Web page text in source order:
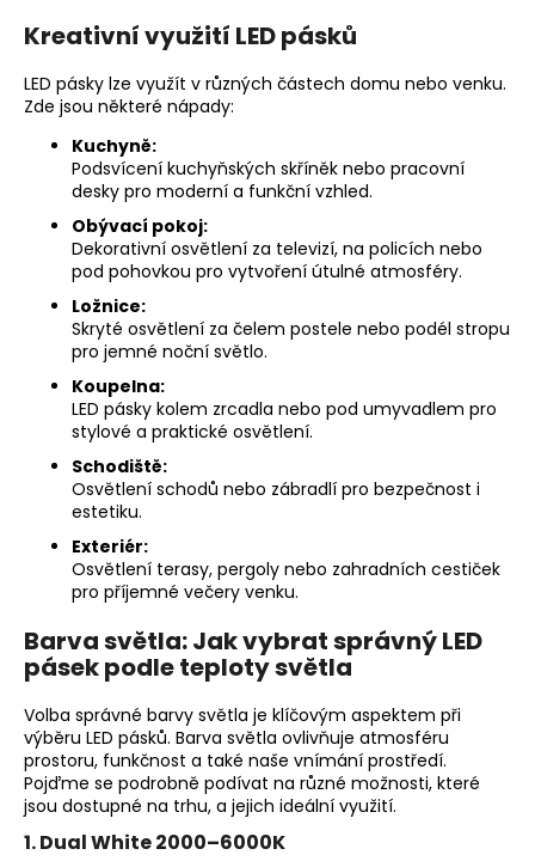
Kreativní využití LED pásků
LED pásky lze využít v různých částech domu nebo venku.
Zde jsou některé nápady:
Kuchyně:
Podsvícení kuchyňských skříněk nebo pracovní
desky pro moderní a funkční vzhled.
Obývací pokoj:
Dekorativní osvětlení za televizí, na policích nebo
pod pohovkou pro vytvoření útulné atmosféry.
Ložnice:
Skryté osvětlení za čelem postele nebo podél stropu
pro jemné noční světlo.
Koupelna:
LED pásky kolem zrcadla nebo pod umyvadlem pro
stylové a praktické osvětlení.
Schodiště:
Osvětlení schodů nebo zábradlí pro bezpečnost i
estetiku.
Exteriér:
Osvětlení terasy, pergoly nebo zahradních cestiček
pro příjemné večery venku.
Barva světla:Jak vybrat správný LED
pásek podle teploty světla
Volba správné barvy světla je klíčovým aspektem při
výběru LED pásků. Barva světla ovlivňuje atmosféru
prostoru, funkčnost a také naše vnímání prostředí.
Pojďme se podrobně podívat na různé možnosti, které
jsou dostupné na trhu, a jejich ideální využití.
1. Dual White 2000–6000K